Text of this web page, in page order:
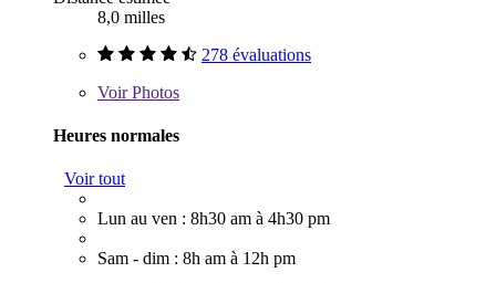
8,0 milles
278 évaluations
VoirPhotos
Heures normales
Voir tout
Lun au ven : 8h30 am à 4h30 pm
Sam - dim : 8h am à 12h pm